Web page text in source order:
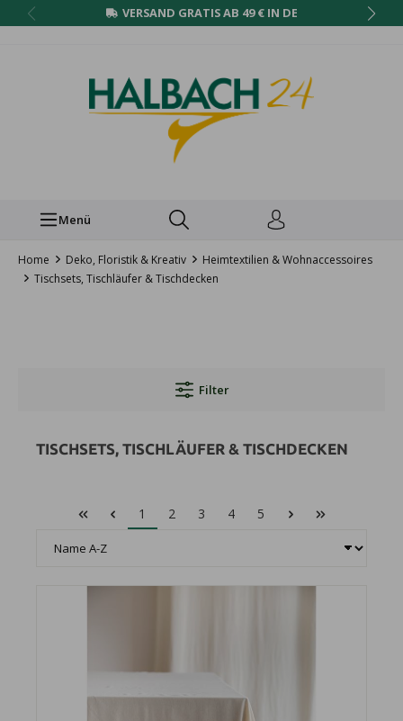
VERSAND GRATIS AB 49 € IN DE
Menü
Home Deko, Floristik & Kreativ
Heimtextilien & Wohnaccessoires
Tischsets, Tischläufer & Tischdecken
Filter
TISCHSETS, TISCHLÄUFER & TISCHDECKEN
1 2 3 4 5